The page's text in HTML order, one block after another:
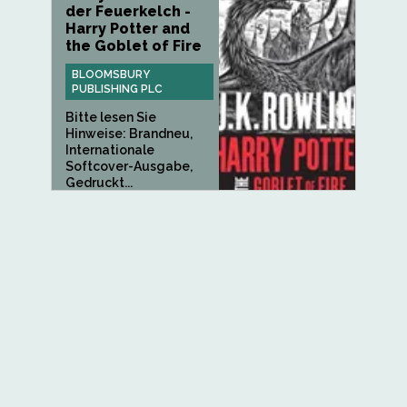
der Feuerkelch -
Harry Potter and
the Goblet of Fire
BLOOMSBURY
PUBLISHING PLC
Bitte lesen Sie
Hinweise: Brandneu,
Internationale
Softcover-Ausgabe,
Gedruckt...